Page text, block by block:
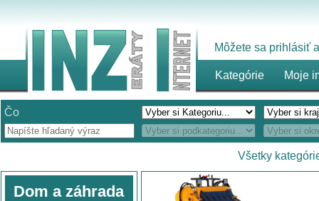
Môžete sa prihlásiť
Kategórie Moje
Čo
Všetky
Dom a záhrada